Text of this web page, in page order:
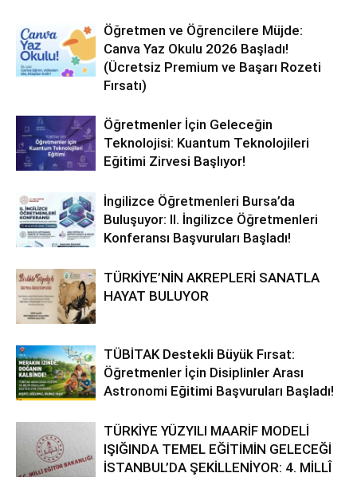
Öğretmen ve Öğrencilere Müjde:
Canva Yaz Okulu 2026 Başladı!
(Ücretsiz Premium ve Başarı Rozeti
Fırsatı)
Öğretmenler İçin Geleceğin
Teknolojisi: Kuantum Teknolojileri
Eğitimi Zirvesi Başlıyor!
İngilizce Öğretmenleri Bursa’da
Buluşuyor: II. İngilizce Öğretmenleri
Konferansı Başvuruları Başladı!
TÜRKİYE’NİN AKREPLERİ SANATLA
HAYAT BULUYOR
TÜBİTAK Destekli Büyük Fırsat:
Öğretmenler İçin Disiplinler Arası
Astronomi Eğitimi Başvuruları Başladı!
TÜRKİYE YÜZYILI MAARİF MODELİ
IŞIĞINDA TEMEL EĞİTİMİN GELECEĞİ
İSTANBUL’DA ŞEKİLLENİYOR: 4. MİLLÎ